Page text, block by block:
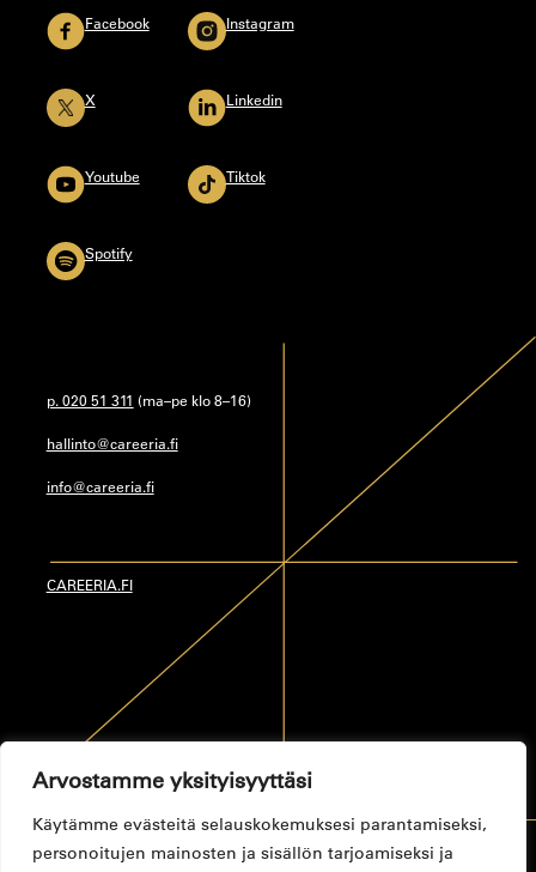
Arvostamme yksityisyyttäsi
Käytämme evästeitä selauskokemuksesi parantamiseksi,
personoitujen mainosten ja sisällön tarjoamiseksi ja
Facebook
X
Youtube
Spotify
Instagram
Linkedin
Tiktok
p. 020 51 311 (ma–pe klo 8–16)
hallinto@careeria.fi
info@careeria.fi
CAREERIA.FI
TietosuojaselosteToimitusehdotSaavutettavuusseloste